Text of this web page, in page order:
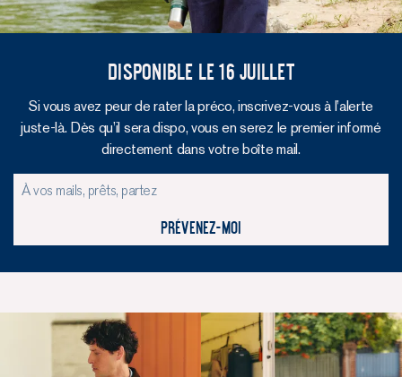
Disponible le 16 Juillet
Si vous avez peur de rater la préco, inscrivez-vous à l’alerte
juste-là. Dès qu’il sera dispo, vous en serez le premier informé
directement dans votre boîte mail.
Prévenez-moi